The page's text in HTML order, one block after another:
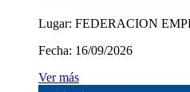
Lugar: FEDERACION
Fecha: 16/09/2026
Ver más